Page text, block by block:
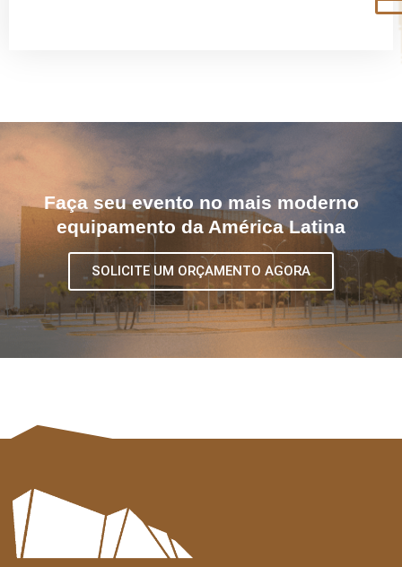
Faça seu evento no mais moderno
equipamento da América Latina
SOLICITE UM ORÇAMENTO AGORA